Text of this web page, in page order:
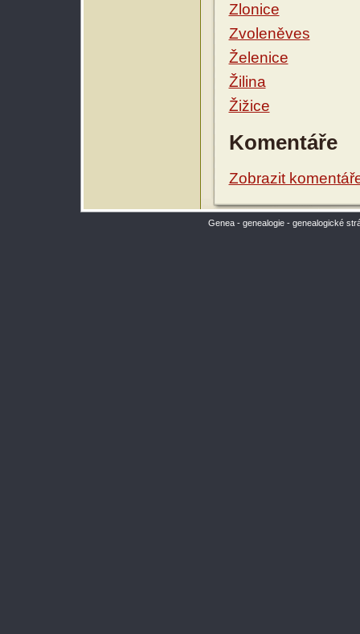
Zlonice
Zvoleněves
Želenice
Žilina
Žižice
Komentáře
Zobrazit
Genea - genealogie - genealogické